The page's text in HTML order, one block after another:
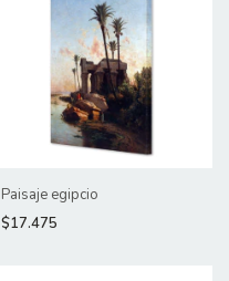
Paisaje egipcio
$17.475